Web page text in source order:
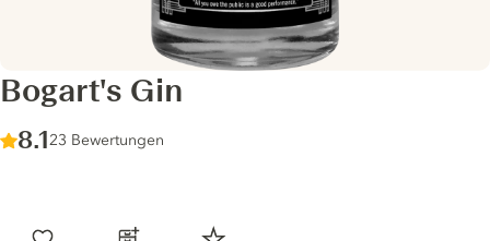
Bogart's Gin
Score :
8.1/ 10
23 Bewertungen